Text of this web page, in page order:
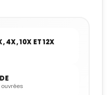
4X, 10X ET 12X